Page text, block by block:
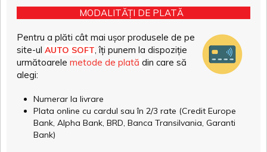
MODALITĂȚI DE PLATĂ
Pentru a plăti cât mai ușor produsele de pe
site-ul AUTO SOFT , îți punem la dispoziție
următoarele metode de plată din care să
alegi:
Numerar la livrare
Plata online cu cardul sau în 2/3 rate (Credit Europe
Bank, Alpha Bank, BRD, Banca Transilvania, Garanti
Bank)